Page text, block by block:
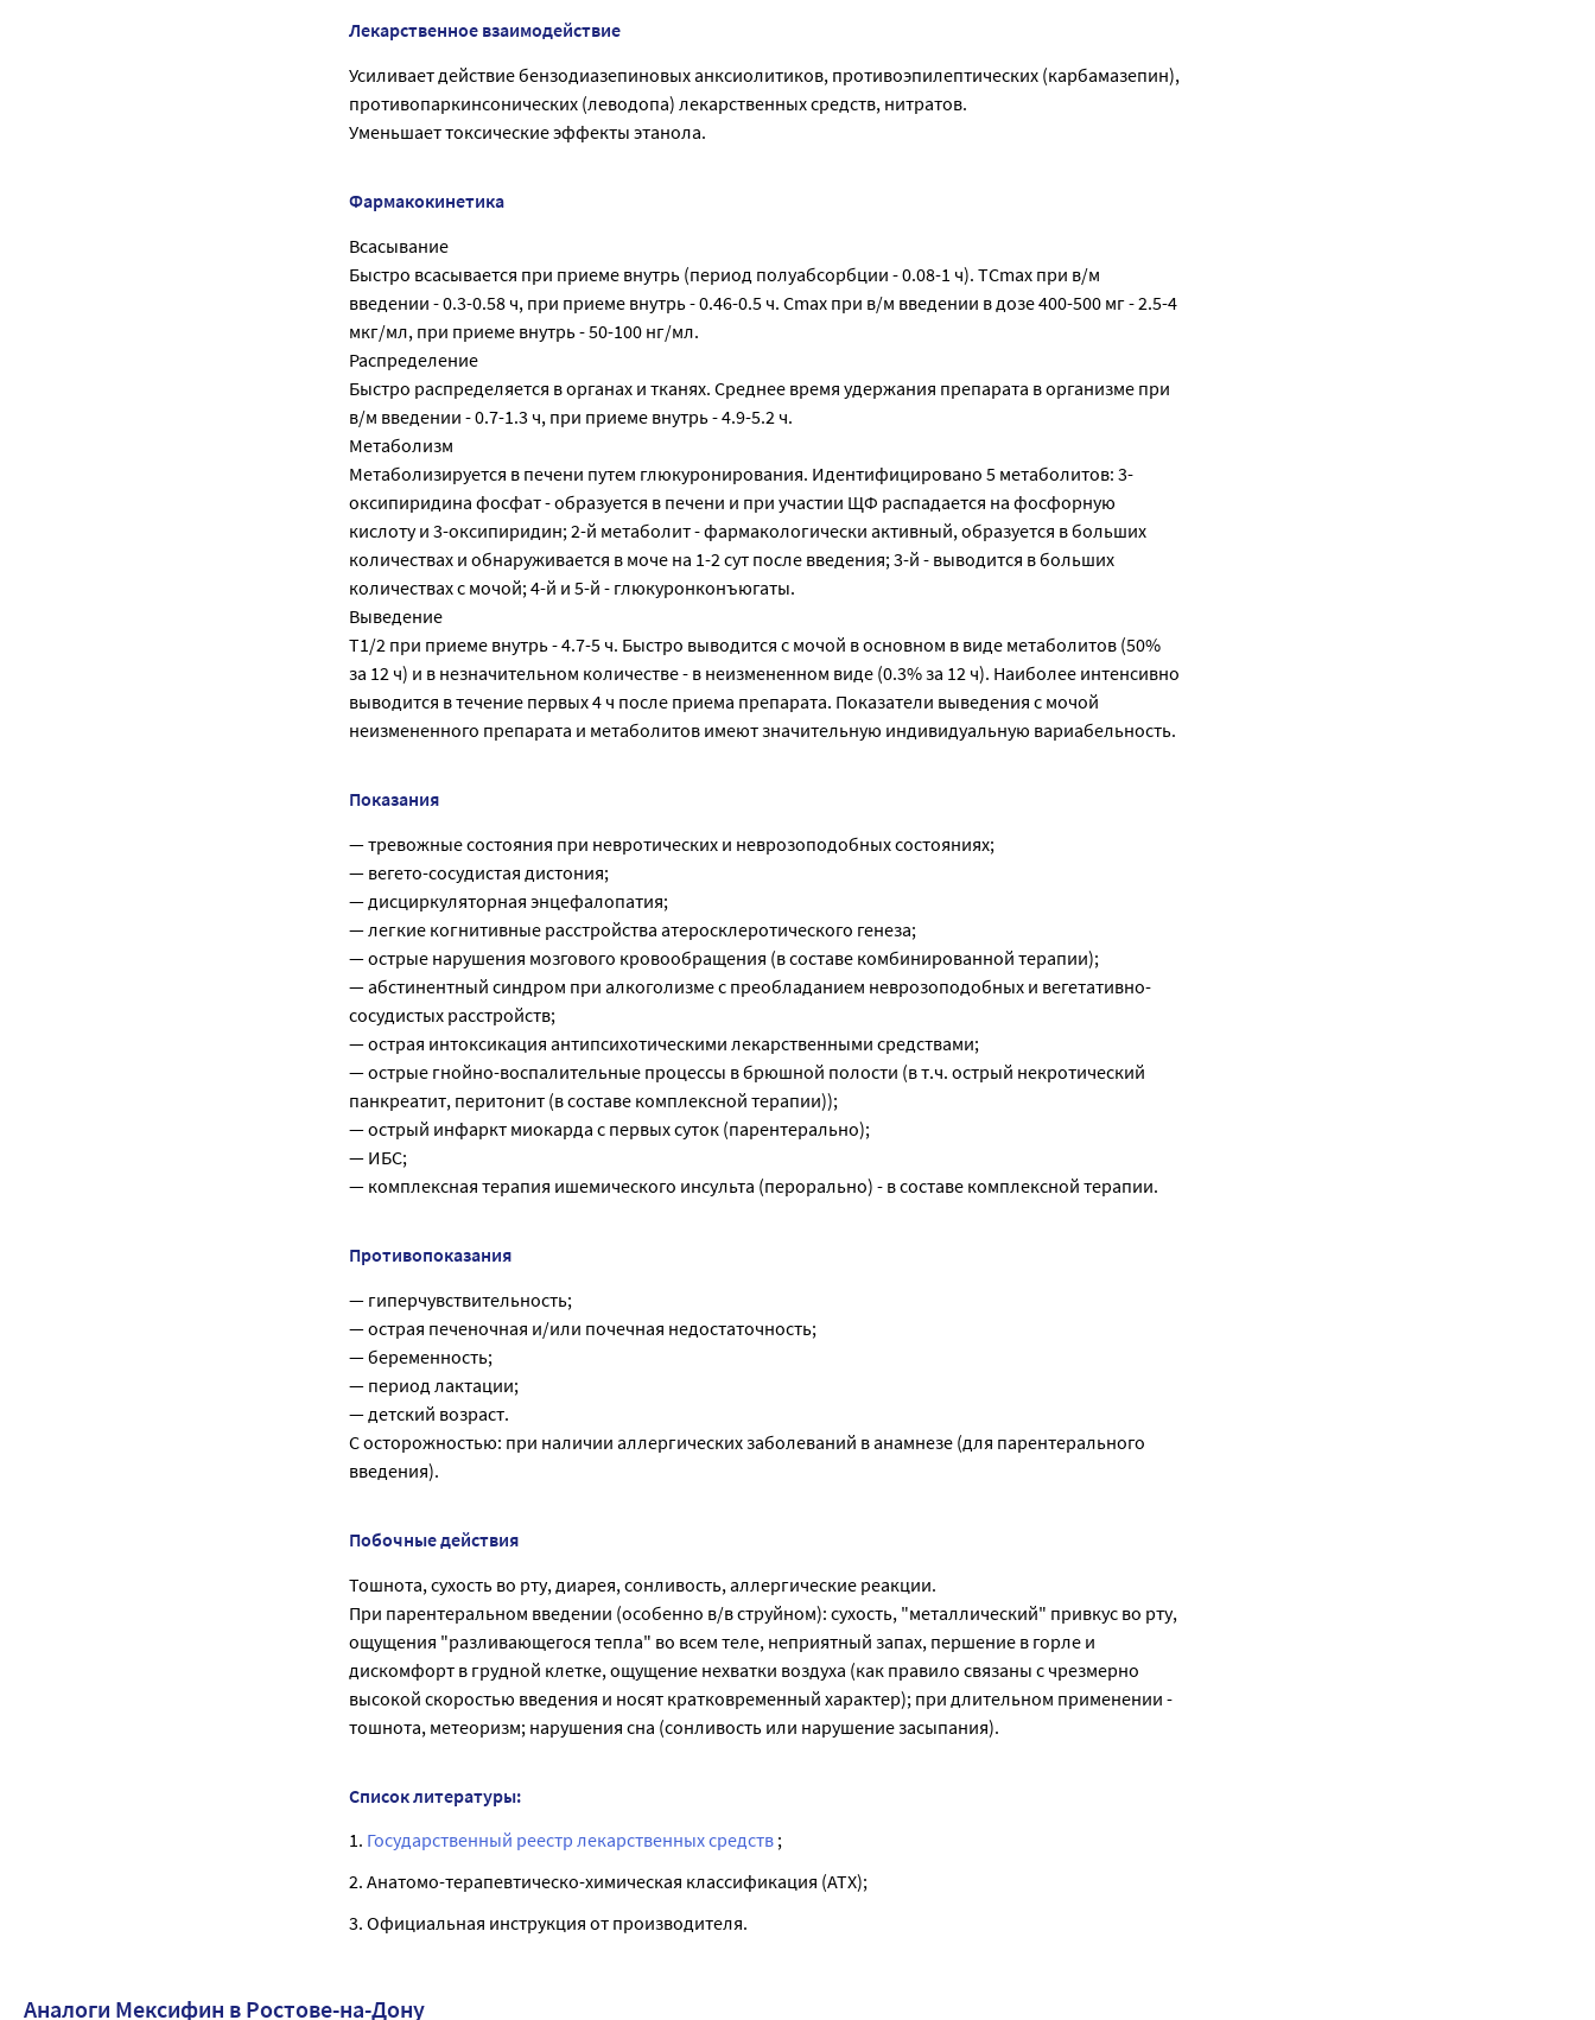
Лекарственное взаимодействие
Усиливает действие бензодиазепиновых анксиолитиков, противоэпилептических (карбамазепин),
противопаркинсонических (леводопа) лекарственных средств, нитратов.
Уменьшает токсические эффекты этанола.
Фармакокинетика
Всасывание
Быстро всасывается при приеме внутрь (период полуабсорбции - 0.08-1 ч). TCmax при в/м
введении - 0.3-0.58 ч, при приеме внутрь - 0.46-0.5 ч. Cmax при в/м введении в дозе 400-500 мг - 2.5-4
мкг/мл, при приеме внутрь - 50-100 нг/мл.
Распределение
Быстро распределяется в органах и тканях. Среднее время удержания препарата в организме при
в/м введении - 0.7-1.3 ч, при приеме внутрь - 4.9-5.2 ч.
Метаболизм
Метаболизируется в печени путем глюкуронирования. Идентифицировано 5 метаболитов: 3-
оксипиридина фосфат - образуется в печени и при участии ЩФ распадается на фосфорную
кислоту и 3-оксипиридин; 2-й метаболит - фармакологически активный, образуется в больших
количествах и обнаруживается в моче на 1-2 сут после введения; 3-й - выводится в больших
количествах с мочой; 4-й и 5-й - глюкуронконъюгаты.
Выведение
T1/2 при приеме внутрь - 4.7-5 ч. Быстро выводится с мочой в основном в виде метаболитов (50%
за 12 ч) и в незначительном количестве - в неизмененном виде (0.3% за 12 ч). Наиболее интенсивно
выводится в течение первых 4 ч после приема препарата. Показатели выведения с мочой
неизмененного препарата и метаболитов имеют значительную индивидуальную вариабельность.
Показания
— тревожные состояния при невротических и неврозоподобных состояниях;
— вегето-сосудистая дистония;
— дисциркуляторная энцефалопатия;
— легкие когнитивные расстройства атеросклеротического генеза;
— острые нарушения мозгового кровообращения (в составе комбинированной терапии);
— абстинентный синдром при алкоголизме с преобладанием неврозоподобных и вегетативно-
сосудистых расстройств;
— острая интоксикация антипсихотическими лекарственными средствами;
— острые гнойно-воспалительные процессы в брюшной полости (в т.ч. острый некротический
панкреатит, перитонит (в составе комплексной терапии));
— острый инфаркт миокарда с первых суток (парентерально);
— ИБС;
— комплексная терапия ишемического инсульта (перорально) - в составе комплексной терапии.
Противопоказания
— гиперчувствительность;
— острая печеночная и/или почечная недостаточность;
— беременность;
— период лактации;
— детский возраст.
C осторожностью: при наличии аллергических заболеваний в анамнезе (для парентерального
введения).
Побочные действия
Тошнота, сухость во рту, диарея, сонливость, аллергические реакции.
При парентеральном введении (особенно в/в струйном): сухость, "металлический" привкус во рту,
ощущения "разливающегося тепла" во всем теле, неприятный запах, першение в горле и
дискомфорт в грудной клетке, ощущение нехватки воздуха (как правило связаны с чрезмерно
высокой скоростью введения и носят кратковременный характер); при длительном применении -
тошнота, метеоризм; нарушения сна (сонливость или нарушение засыпания).
Список литературы:
1. Государственный реестр лекарственных средств ;
2. Анатомо-терапевтическо-химическая классификация (ATX);
3. Официальная инструкция от производителя.
Аналоги Мексифин в Ростове-на-Дону